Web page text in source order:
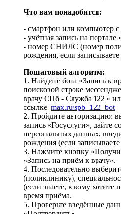
Что вам понадобится:
- смартфон или компьютер с
- учётная запись на портале
- номер СНИЛС (номер
рождения, если записываете
Пошаговый алгоритм:
1. Найдите бота «Запись к
поисковой строке
врачу СПб - Служба 122 »
ссылке: max.ru/spb_122_bot
2. Пройдите авторизацию:
запись «Госуслуги», дайте
персональных данных,
рождения (если записываете
3. Нажмите кнопку
«Запись на приём к врачу».
4. Последовательно
(поликлинику),
(если знаете, к кому хотите
время приёма.
5. Проверьте введённые